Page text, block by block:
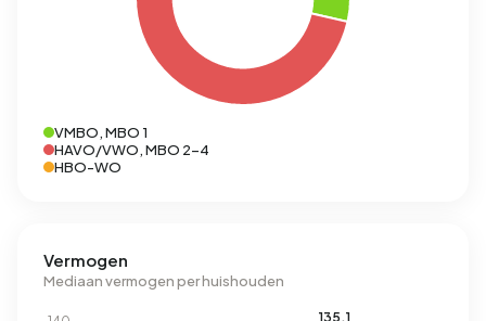
VMBO, MBO 1
HAVO/VWO, MBO 2-4
HBO-WO
Vermogen
Mediaan vermogen per huishouden